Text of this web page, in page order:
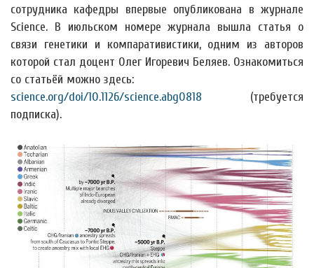
сотрудника кафедры впервые опубликована в журнале
Science. В июльском номере журнала вышла статья о
связи генетики и компаративистики, одним из авторов
которой стал доцент Олег Игоревич Беляев. Ознакомиться
со статьёй можно здесь:
science.org/doi/10.1126/science.abg0818 (требуется
подписка).